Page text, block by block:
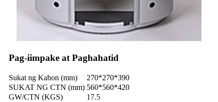
Pag-iimpake at Paghahatid
Sukat ng Kahon (mm)
270*270*390
SUKAT NG CTN (mm) 560*560*420
GW/CTN (KGS)
17.5